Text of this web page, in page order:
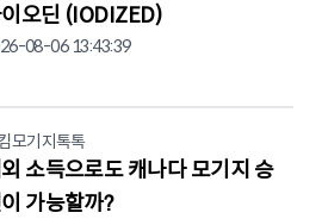
오딘 (IODIZED)
08-06 13:43:39
모기지톡톡
소득으로도 캐나다 모기지 승
가능할까?